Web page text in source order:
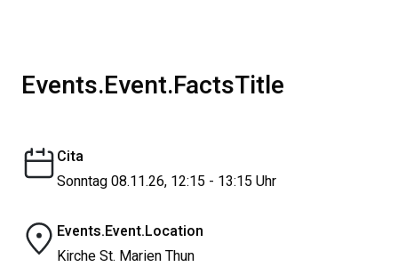
Events.Event.FactsTitle
Cita
Sonntag 08.11.26, 12:15 - 13:15 Uhr
Events.Event.Location
Kirche St. Marien Thun